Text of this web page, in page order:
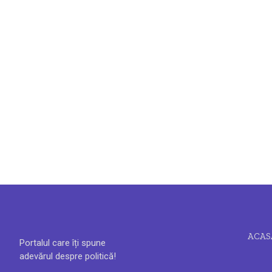
Portalul care îți spune
adevărul despre politică!